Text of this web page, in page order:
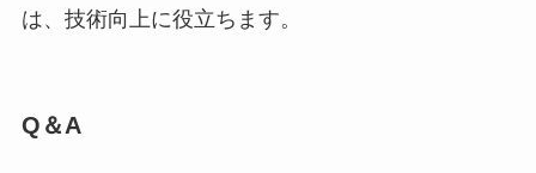
は、技術向上に役立ちます。
Q＆A